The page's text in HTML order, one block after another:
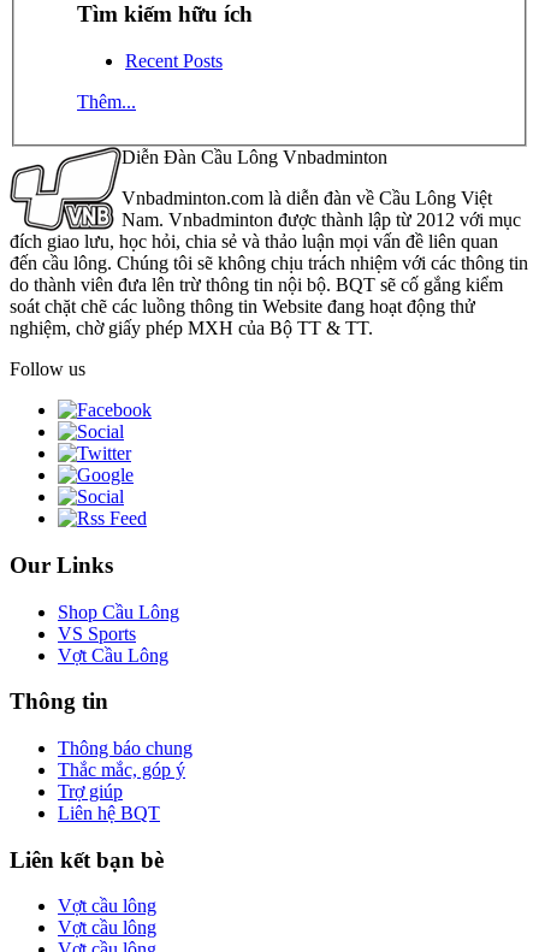
Tìm kiếm hữu ích
Recent Posts
Thêm...
Diễn Đàn Cầu Lông Vnbadminton
Vnbadminton.com là diễn đàn về Cầu Lông Việt
Nam. Vnbadminton được thành lập từ 2012 với mục
đích giao lưu, học hỏi, chia sẻ và thảo luận mọi vấn đề liên quan
đến cầu lông. Chúng tôi sẽ không chịu trách nhiệm với các thông tin
do thành viên đưa lên trừ thông tin nội bộ. BQT sẽ cố gắng kiểm
soát chặt chẽ các luồng thông tin Website đang hoạt động thử
nghiệm, chờ giấy phép MXH của Bộ TT & TT.
Follow us
Our Links
Shop Cầu Lông
VS Sports
Vợt Cầu Lông
Thông tin
Thông báo chung
Thắc mắc, góp ý
Trợ giúp
Liên hệ BQT
Liên kết bạn bè
Vợt cầu lông
Vợt cầu lông